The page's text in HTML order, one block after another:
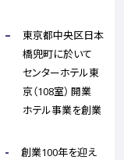
東京都中央区日本
橋兜町に於いて
センターホテル東
京（108室） 開業
ホテル事業を創業
創業100年を迎え